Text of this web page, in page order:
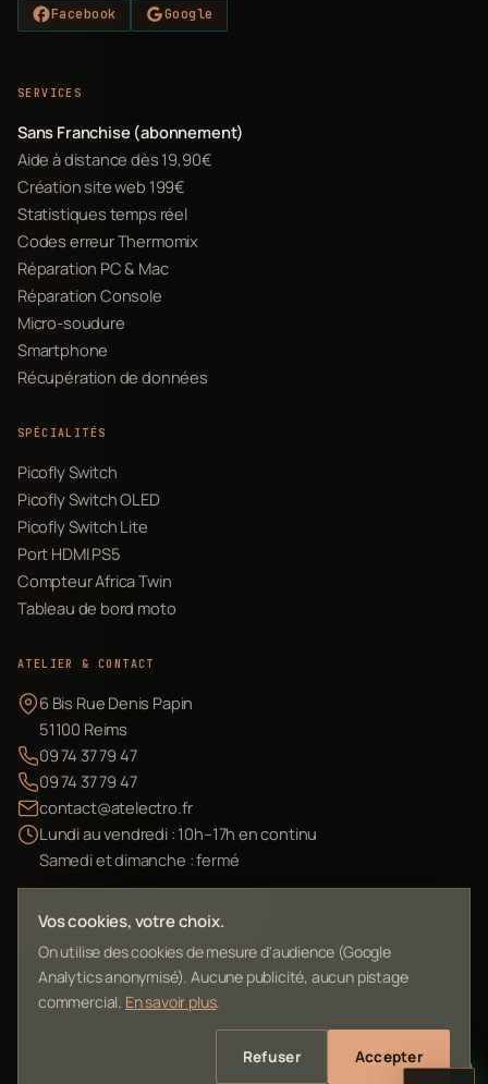
Facebook Google
SERVICES
Sans Franchise (abonnement)
Aide à distance dès 19,90€
Création site web 199€
Statistiques temps réel
Codes erreur Thermomix
Réparation PC & Mac
Réparation Console
Micro-soudure
Smartphone
Récupération de données
SPÉCIALITÉS
Picofly Switch
Picofly Switch OLED
Picofly Switch Lite
Port HDMI PS5
Compteur Africa Twin
Tableau de bord moto
ATELIER & CONTACT
6 Bis Rue Denis Papin
51100 Reims
09 74 37 79 47
09 74 37 79 47
contact@atelectro.fr
Lundi au vendredi : 10h–17h en continu
Samedi et dimanche : fermé
Envoyer mon matériel
L'Atelier Electro Reims — SIRET 10261022700013
Vos cookies, votre choix.
On utilise des cookies de mesure d'audience (Google
Analytics anonymisé). Aucune publicité, aucun pistage
commercial. En savoir plus.
Refuser Accepter